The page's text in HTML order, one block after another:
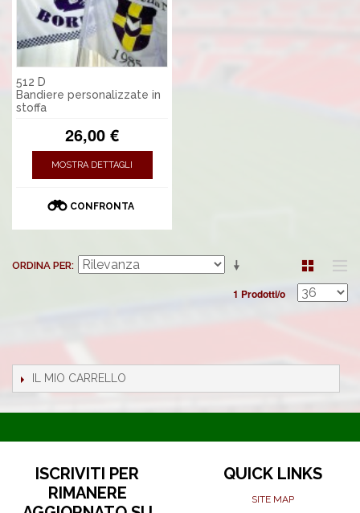
512 D
Bandiere personalizzate in
stoffa
26,00 €
MOSTRA DETTAGLI
CONFRONTA
ORDINA PER
1 Prodotti/o
IL MIO CARRELLO
ISCRIVITI PER
RIMANERE
QUICK LINKS
SITE MAP